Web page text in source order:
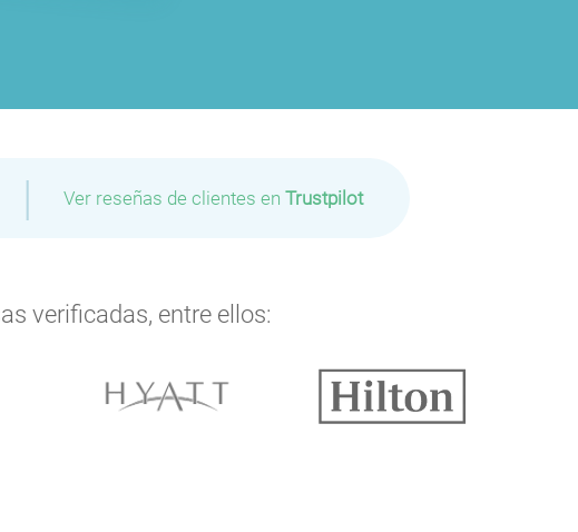
| Ver reseñas de clientes en Trustpilot
verificadas, entre ellos: